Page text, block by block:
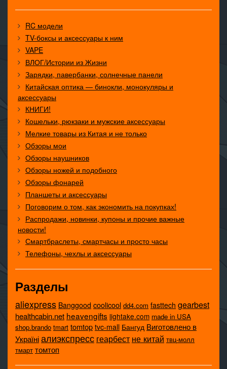
RC модели
TV-боксы и аксессуары к ним
VAPE
ВЛОГ/Истории из Жизни
Зарядки, павербанки, солнечные панели
Китайская оптика — бинокли, монокуляры и
аксессуары
КНИГИ!
Кошельки, рюкзаки и мужские аксессуары
Мелкие товары из Китая и не только
Обзоры мои
Обзоры наушников
Обзоры ножей и подобного
Обзоры фонарей
Планшеты и аксессуары
Поговорим о том, как экономить на покупках!
Распродажи, новинки, купоны и прочие важные
новости!
Смартбраслеты, смартчасы и просто часы
Телефоны, чехлы и аксессуары
Разделы
aliexpress Banggood coolicool dd4.com fasttech gearbest
healthcabin.net heavengifts lightake.com made in USA
shop.brando tmart tomtop tvc-mall Бангуд Виготовлено в
Україніалиэкспресс геарбест не китай твц-молл
тмарт томтоп